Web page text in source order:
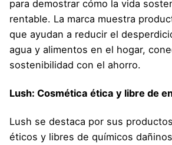
para demostrar cómo la vida
rentable. La marca muestra
que ayudan a reducir el
agua y alimentos en el hogar,
sostenibilidad con el ahorro.
Lush: Cosmética ética y libre de
Lush se destaca por sus
éticos y libres de químicos